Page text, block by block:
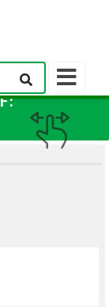
Afficher/
la
de
navigation
: